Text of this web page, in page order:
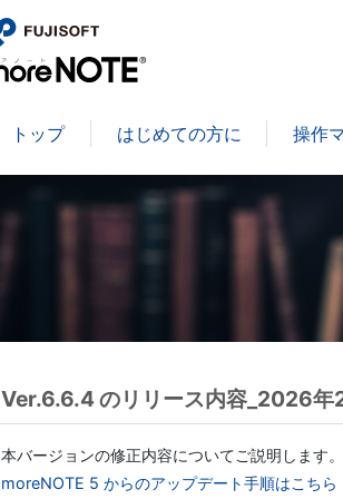
トップ はじめての方に 操作
Ver.6.6.4 のリリース内容_2026年2
本バージョンの修正内容についてご説明します。
moreNOTE 5 からのアップデート手順はこちら